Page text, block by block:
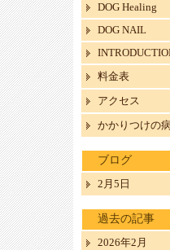
DOG Healing
DOG NAIL
料金表
アクセス
かかりつけの
ブログ
2月5日
過去の記事
2026年2月